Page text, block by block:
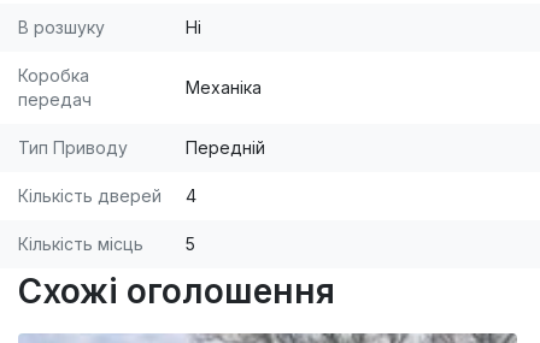
В розшуку Ні
Коробка
передач
Механіка
Тип Приводу Передній
Кількість дверей 4
Кількість місць 5
Схожі оголошення